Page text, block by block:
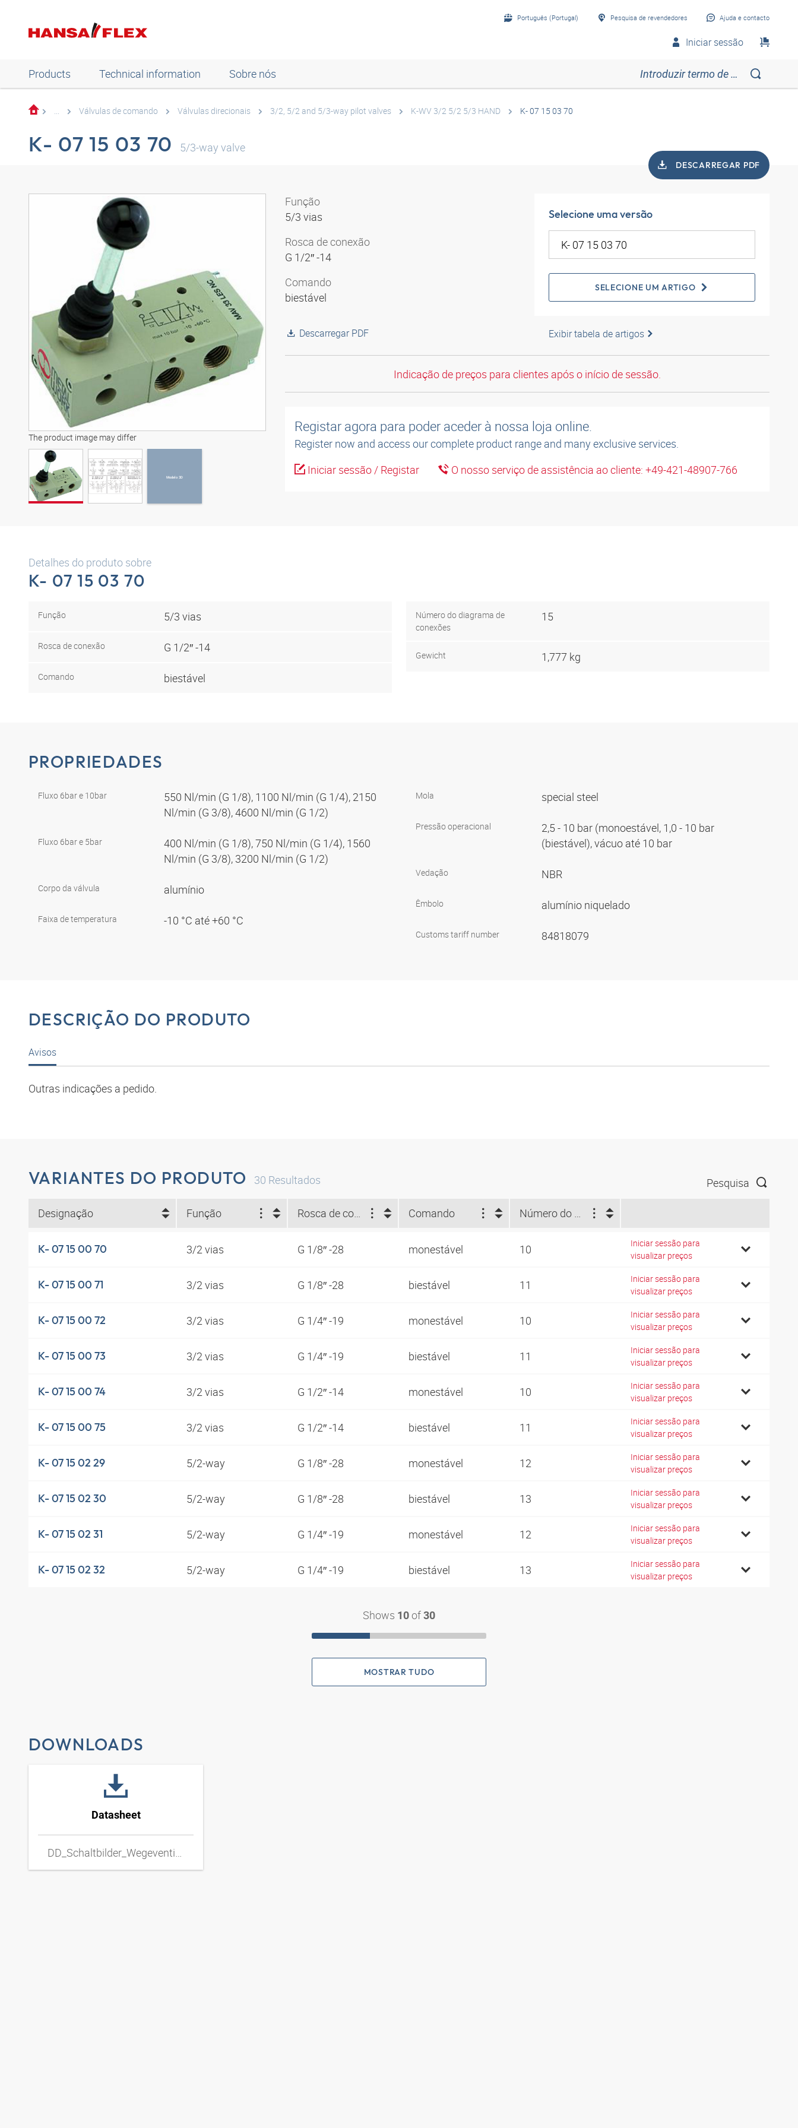
Português (Portugal) Pesquisa de revendedores Ajuda e contacto
Iniciar sessão
Products Technical information Sobre nós
... Válvulas de comando Válvulas direcionais 3/2, 5/2 and 5/3-way pilot valves K-WV 3/2 5/2 5/3 HAND K- 07 15 03 70
K- 07 15 03 70 5/3-way valve
DESCARREGAR PDF
The product image may differ
Modelo 3D
Modelo 3D
Função
5/3 vias
Rosca de conexão
G 1/2″ -14
Comando
biestável
Descarregar PDF
Selecione uma versão
SELECIONE UM ARTIGO
Exibir tabela de artigos
Indicação de preços para clientes após o início de sessão.
Registar agora para poder aceder à nossa loja online.
Register now and access our complete product range and many exclusive services.
Iniciar sessão / Registar
O nosso serviço de assistência ao cliente: +49-421-48907-766
Detalhes do produto sobre
K- 07 15 03 70
Função 5/3 vias
Rosca de conexão G 1/2″ -14
Comando biestável
Número do diagrama de
conexões
15
Gewicht 1,777 kg
PROPRIEDADES
Fluxo 6bar e 10bar
550 Nl/min (G 1/8), 1100 Nl/min (G 1/4), 2150
Nl/min (G 3/8), 4600 Nl/min (G 1/2)
Fluxo 6bar e 5bar
400 Nl/min (G 1/8), 750 Nl/min (G 1/4), 1560
Nl/min (G 3/8), 3200 Nl/min (G 1/2)
Corpo da válvula alumínio
Faixa de temperatura -10 °C até +60 °C
Mola special steel
Pressão operacional
2,5 - 10 bar (monoestável, 1,0 - 10 bar
(biestável), vácuo até 10 bar
Vedação NBR
Êmbolo alumínio niquelado
Customs tariff number 84818079
DESCRIÇÃO DO PRODUTO
Avisos
Outras indicações a pedido.
VARIANTES DO PRODUTO 30 Resultados Pesquisa
Designação Função Rosca de conexão Comando Número do diagrama de conexões
K- 07 15 00 70 3/2 vias G 1/8″ -28 monestável 10
Iniciar sessão para
visualizar preços
K- 07 15 00 71 3/2 vias G 1/8″ -28 biestável 11
Iniciar sessão para
visualizar preços
K- 07 15 00 72 3/2 vias G 1/4″ -19 monestável 10
Iniciar sessão para
visualizar preços
K- 07 15 00 73 3/2 vias G 1/4″ -19 biestável 11
Iniciar sessão para
visualizar preços
K- 07 15 00 74 3/2 vias G 1/2″ -14 monestável 10
Iniciar sessão para
visualizar preços
K- 07 15 00 75 3/2 vias G 1/2″ -14 biestável 11
Iniciar sessão para
visualizar preços
K- 07 15 02 29 5/2-way G 1/8″ -28 monestável 12
Iniciar sessão para
visualizar preços
K- 07 15 02 30 5/2-way G 1/8″ -28 biestável 13
Iniciar sessão para
visualizar preços
K- 07 15 02 31 5/2-way G 1/4″ -19 monestável 12
Iniciar sessão para
visualizar preços
K- 07 15 02 32 5/2-way G 1/4″ -19 biestável 13
Iniciar sessão para
visualizar preços
Shows 10 of 30
MOSTRAR TUDO
DOWNLOADS
Datasheet
DD_Schaltbilder_Wegeventil_Hand_